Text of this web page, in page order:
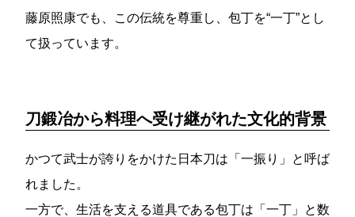
藤原照康でも、この伝統を尊重し、包丁を“一丁”とし
て扱っています。
刀鍛冶から料理へ受け継がれた文化的背景
かつて武士が誇りをかけた日本刀は「一振り」と呼ば
れました。
一方で、生活を支える道具である包丁は「一丁」と数